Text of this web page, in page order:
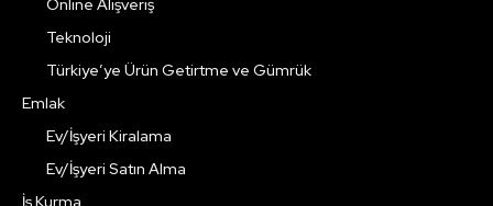
Online Alışveriş
Teknoloji
Türkiye’ye Ürün Getirtme ve Gümrük
Emlak
Ev/İşyeri Kiralama
Ev/İşyeri Satın Alma
İş Kurma